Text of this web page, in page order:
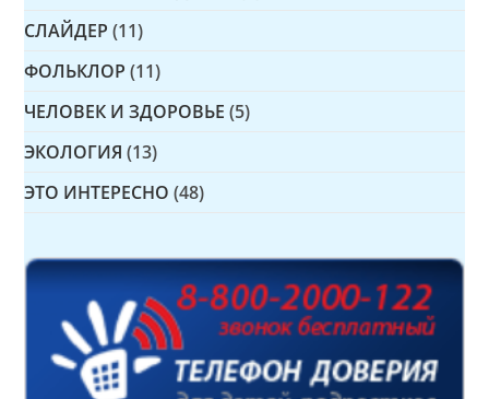
СЛАЙДЕР (11)
ФОЛЬКЛОР (11)
ЧЕЛОВЕК И ЗДОРОВЬЕ (5)
ЭКОЛОГИЯ (13)
ЭТО ИНТЕРЕСНО (48)